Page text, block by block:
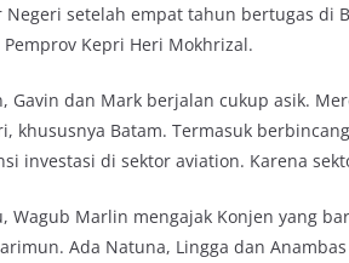
Negeri setelah empat tahun bertugas di
Kepri Heri Mokhrizal.
Gavin dan Mark berjalan cukup asik.
khususnya Batam. Termasuk
investasi di sektor aviation. Karena
Wagub Marlin mengajak Konjen yang
Ada Natuna, Lingga dan